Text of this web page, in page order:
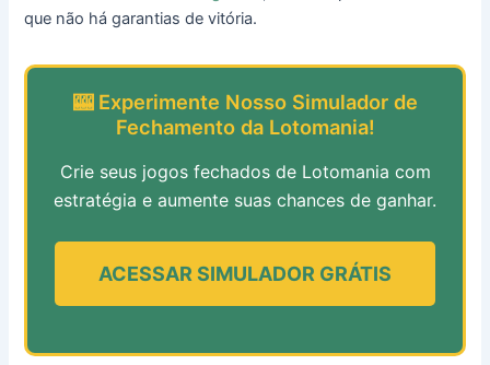
que não há garantias de vitória.
🎰 Experimente Nosso Simulador de
Fechamento da Lotomania!
Crie seus jogos fechados de Lotomania com
estratégia e aumente suas chances de ganhar.
ACESSAR SIMULADOR GRÁTIS